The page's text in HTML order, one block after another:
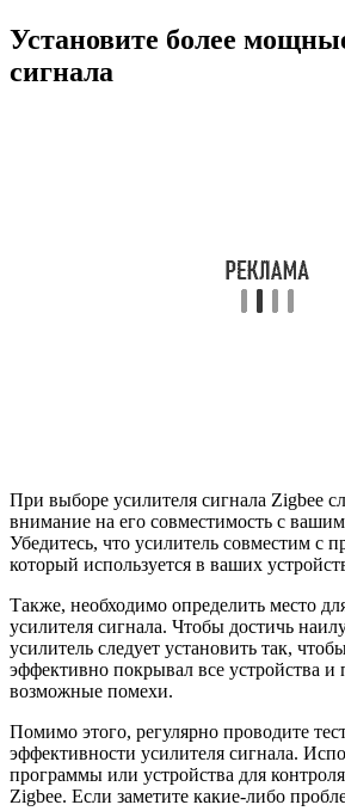
Установите более
сигнала
При выборе усилителя сигнала Zigbee
внимание на его совместимость с
Убедитесь, что усилитель совместим с
который используется в ваших
Также, необходимо определить место
усилителя сигнала. Чтобы достичь
усилитель следует установить так,
эффективно покрывал все устройства и
возможные помехи.
Помимо этого, регулярно проводите
эффективности усилителя сигнала.
программы или устройства для контроля
Zigbee. Если заметите какие-либо